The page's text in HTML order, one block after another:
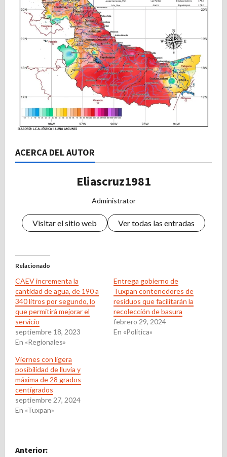
ACERCA DEL AUTOR
Eliascruz1981
Administrator
Visitar el sitio web Ver todas las entradas
Relacionado
CAEV incrementa la
cantidad de agua, de 190 a
340 litros por segundo, lo
que permitirá mejorar el
servicio
septiembre 18, 2023
En «Regionales»
Entrega gobierno de
Tuxpan contenedores de
residuos que facilitarán la
recolección de basura
febrero 29, 2024
En «Politica»
Viernes con ligera
posibilidad de lluvia y
máxima de 28 grados
centígrados
septiembre 27, 2024
En «Tuxpan»
N
Anterior: